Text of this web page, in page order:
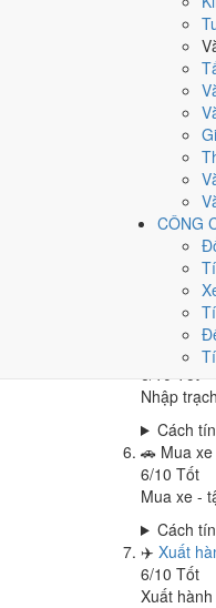
CÔNG
Cách
Khai
Tốt
Khai
Cách
Ký
Tốt
Ký hợp
Cách
Động
Tốt
Động thổ
Cách
Nhập
6/10Tốt
Nhập
Cách
🚗 Mua
6/10 Tốt
Mua xe -
Cách
✈️ Xuất
6/10 Tốt
Xuất